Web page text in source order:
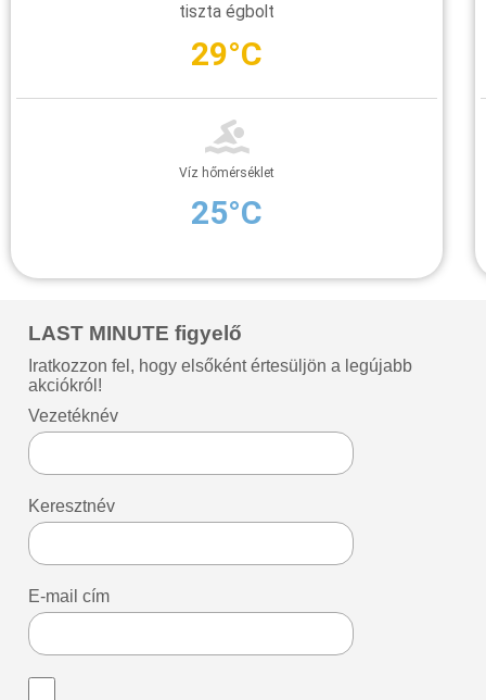
tiszta égbolt
29°C
Víz hőmérséklet
25°C
LAST MINUTE figyelő
Iratkozzon fel, hogy elsőként értesüljön a legújabb
akciókról!
Vezetéknév
Keresztnév
E-mail cím